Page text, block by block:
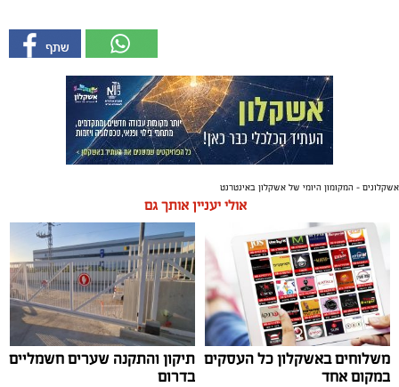
אשקלונים - המקומון היומי של אשקלון באינטרנט
אולי יעניין אותך גם
משלוחים באשקלון כל העסקים
במקום אחד
תיקון והתקנה שערים חשמליים
בדרום